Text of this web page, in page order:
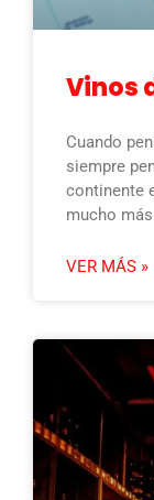
Vinos
Cuando
siempre
continente
mucho más
VER MÁS »